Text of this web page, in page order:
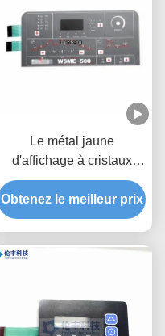
Le métal jaune
d'affichage à cristaux
liquides de clavier
numérique de membrane
de LED couvre d'un dôme
Obtenez le meilleur prix